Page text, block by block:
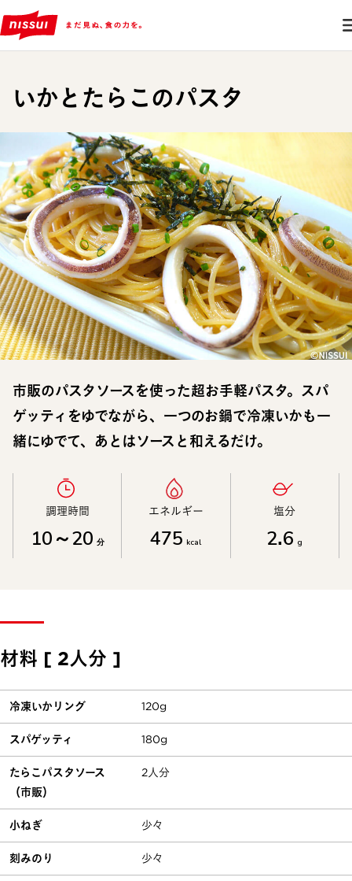
いかとたらこのパスタ
市販のパスタソースを使った超お手軽パスタ。スパ
ゲッティをゆでながら、一つのお鍋で冷凍いかも一
緒にゆでて、あとはソースと和えるだけ。
調理時間​
10～20 分
エネルギー​
475 kcal
塩分​
2.6 g
材料 [ 2人分 ]
冷凍いかリング 120g
スパゲッティ 180g
たらこパスタソース
（市販）
2人分
小ねぎ 少々
刻みのり 少々